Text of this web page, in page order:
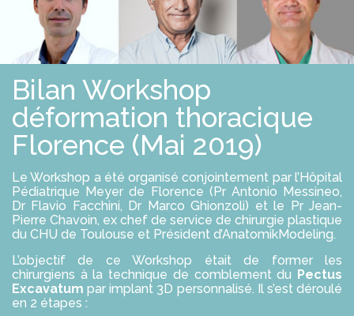
U
T
I
O
N
S
P
R
O
F
E
S
S
O
N
N
E
L
Bilan Workshop
déformation thoracique
Florence (Mai 2019)
Le Workshop a été organisé conjointement par l’Hôpital
Pédiatrique Meyer de Florence (Pr Antonio Messineo,
Dr Flavio Facchini, Dr Marco Ghionzoli) et le Pr Jean-
Pierre Chavoin, ex chef de service de chirurgie plastique
du CHU de Toulouse et Président d’AnatomikModeling.
L’objectif de ce Workshop était de former les
chirurgiens à la technique de comblement du Pectus
Excavatum par implant 3D personnalisé. Il s’est déroulé
en 2 étapes :